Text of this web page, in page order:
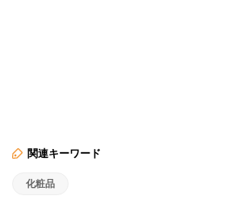
関連キーワード
化粧品